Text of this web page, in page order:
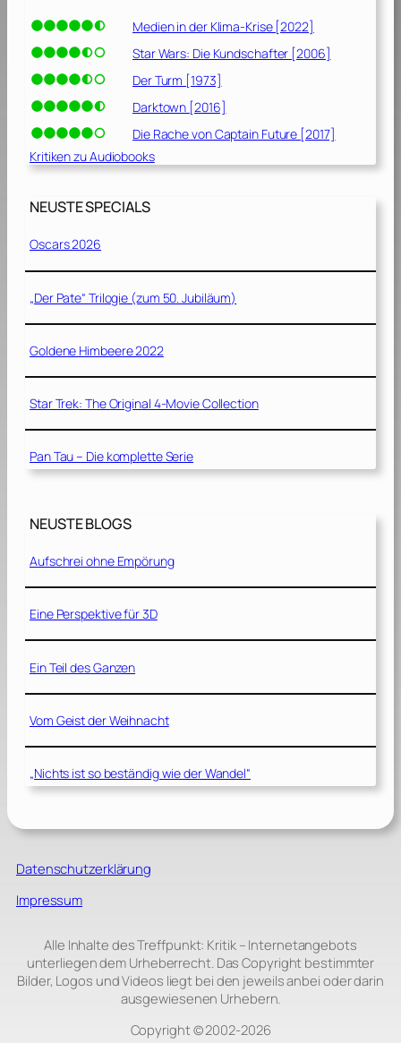
Medien in der Klima-Krise [2022]
Star Wars: Die Kundschafter [2006]
Der Turm [1973]
Darktown [2016]
Die Rache von Captain Future [2017]
Kritiken zu Audiobooks
NEUSTE SPECIALS
Oscars 2026
„Der Pate“ Trilogie (zum 50. Jubiläum)
Goldene Himbeere 2022
Star Trek: The Original 4-Movie Collection
Pan Tau – Die komplette Serie
NEUSTE BLOGS
Aufschrei ohne Empörung
Eine Perspektive für 3D
Ein Teil des Ganzen
Vom Geist der Weihnacht
„Nichts ist so beständig wie der Wandel“
Datenschutzerklärung
Impressum
Alle Inhalte des Treffpunkt: Kritik – Internetangebots
unterliegen dem Urheberrecht. Das Copyright bestimmter
Bilder, Logos und Videos liegt bei den jeweils anbei oder darin
ausgewiesenen Urhebern.
Copyright © 2002‑2026